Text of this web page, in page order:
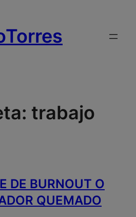
trabajo
DE BURNOUT O
QUEMADO